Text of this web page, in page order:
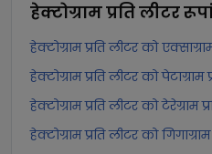
हेक्टोग्राम प्रति लीटर
हेक्टोग्राम प्रति लीटर को
हेक्टोग्राम प्रति लीटर को
हेक्टोग्राम प्रति लीटर को टेरेग्राम
हेक्टोग्राम प्रति लीटर को